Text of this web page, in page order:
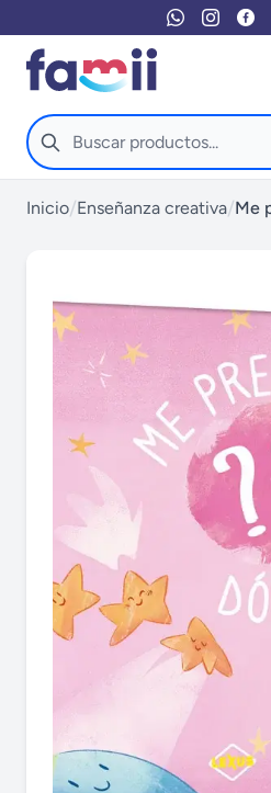
Inicio/Enseñanza creativa/Me